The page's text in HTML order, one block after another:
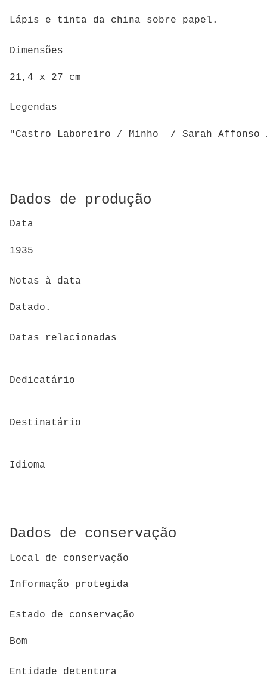
Lápis e tinta da china sobre papel.
Dimensões
21,4 x 27 cm
Legendas
"Castro Laboreiro / Minho / Sarah Affonso
Dados de produção
Data
1935
Notas à data
Datado.
Datas relacionadas
Dedicatário
Destinatário
Idioma
Dados de conservação
Local de conservação
Informação protegida
Estado de conservação
Bom
Entidade detentora